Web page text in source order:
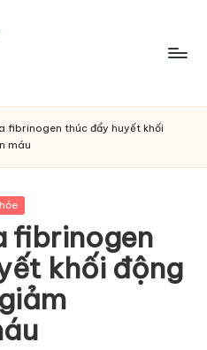
fibrinogen thúc đẩy huyết khối
máu
fibrinogen
khối động